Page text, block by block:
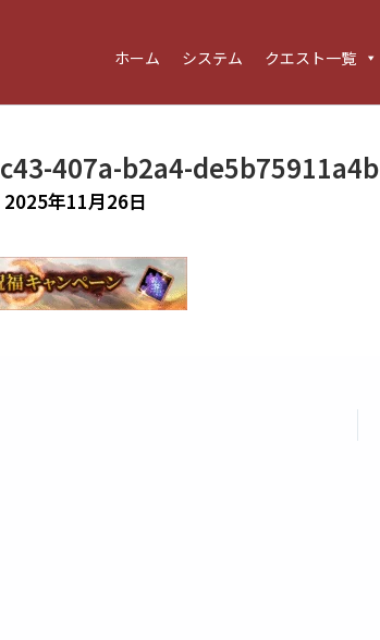
ホーム システム クエスト一覧
407a-b2a4-de5b75911a4b
2025年11月26日